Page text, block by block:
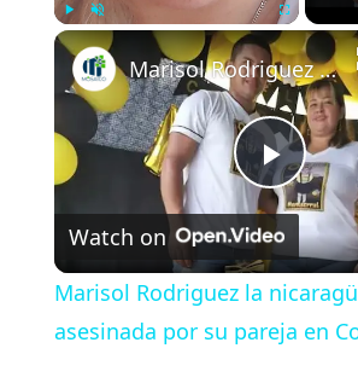
Unmute Fullscreen
P
l
a
Marisol Rodriguez la nicaragüense asesinada por su pareja en Costa Rica
Watch on
Marisol Rodriguez la
asesinada por su pareja en